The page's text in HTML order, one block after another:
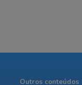
Outros conteúdos